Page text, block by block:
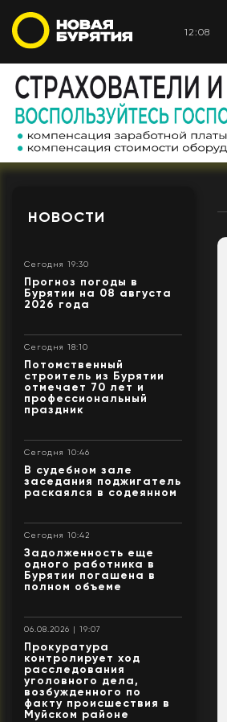
12:08
НОВОСТИ
Сегодня 19:30
Прогноз погоды в
Бурятии на 08 августа
2026 года
Сегодня 18:10
Потомственный
строитель из Бурятии
отмечает 70 лет и
профессиональный
праздник
Сегодня 10:46
В судебном зале
заседания поджигатель
раскаялся в содеянном
Сегодня 10:42
Задолженность еще
одного работника в
Бурятии погашена в
полном объеме
06.08.2026 | 19:07
Прокуратура
контролирует ход
расследования
уголовного дела,
возбужденного по
факту происшествия в
Муйском районе